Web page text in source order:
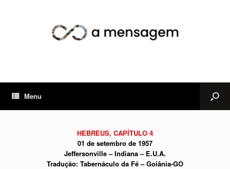
Menu
HEBREUS, CAPÍTULO 4
01 de setembro de 1957
Jeffersonville – Indiana – E.U.A.
Tradução: Tabernáculo da Fé – Goiânia-GO